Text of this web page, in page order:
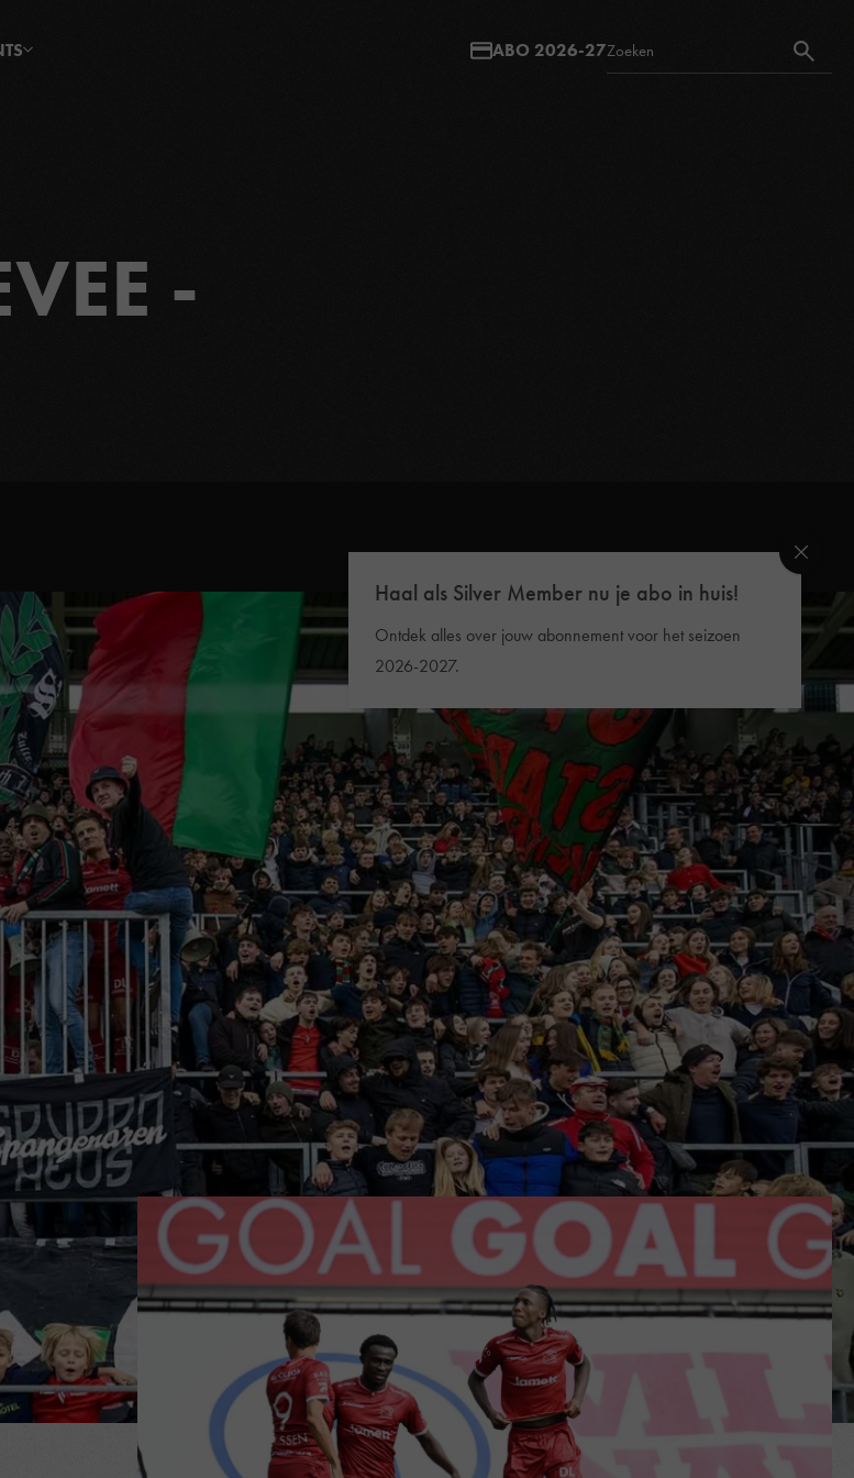
Haal als Silver Member nu je abo in huis!
Ontdek alles over jouw abonnement voor het seizoen
2026-2027.
ABO 2026-27
-